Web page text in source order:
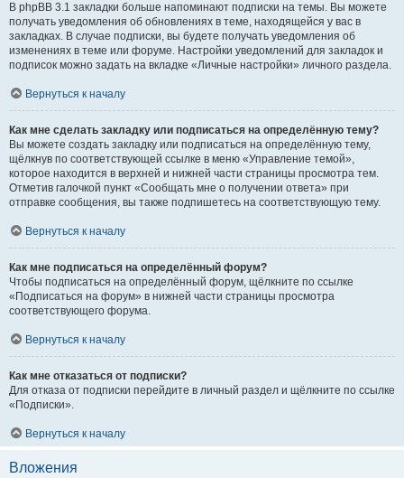
В phpBB 3.1 закладки больше напоминают подписки на темы. Вы можете
получать уведомления об обновлениях в теме, находящейся у вас в
закладках. В случае подписки, вы будете получать уведомления об
изменениях в теме или форуме. Настройки уведомлений для закладок и
подписок можно задать на вкладке «Личные настройки» личного раздела.
Вернуться к началу
Как мне сделать закладку или подписаться на определённую тему?
Вы можете создать закладку или подписаться на определённую тему,
щёлкнув по соответствующей ссылке в меню «Управление темой»,
которое находится в верхней и нижней части страницы просмотра тем.
Отметив галочкой пункт «Сообщать мне о получении ответа» при
отправке сообщения, вы также подпишетесь на соответствующую тему.
Вернуться к началу
Как мне подписаться на определённый форум?
Чтобы подписаться на определённый форум, щёлкните по ссылке
«Подписаться на форум» в нижней части страницы просмотра
соответствующего форума.
Вернуться к началу
Как мне отказаться от подписки?
Для отказа от подписки перейдите в личный раздел и щёлкните по ссылке
«Подписки».
Вернуться к началу
Вложения